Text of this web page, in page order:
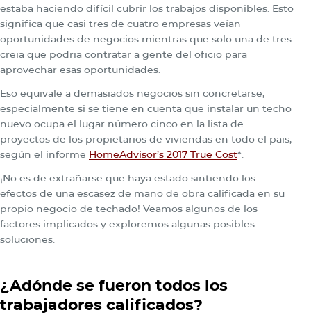
estaba haciendo difícil cubrir los trabajos disponibles. Esto
significa que casi tres de cuatro empresas veían
oportunidades de negocios mientras que solo una de tres
creía que podría contratar a gente del oficio para
aprovechar esas oportunidades.
Eso equivale a demasiados negocios sin concretarse,
especialmente si se tiene en cuenta que instalar un techo
nuevo ocupa el lugar número cinco en la lista de
proyectos de los propietarios de viviendas en todo el país,
según el informe HomeAdvisor’s 2017 True Cost*.
¡No es de extrañarse que haya estado sintiendo los
efectos de una escasez de mano de obra calificada en su
propio negocio de techado! Veamos algunos de los
factores implicados y exploremos algunas posibles
soluciones.
¿Adónde se fueron todos los
trabajadores calificados?